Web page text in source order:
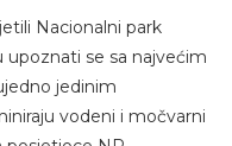
Nacionalni park
upoznati se sa najvećim
jedinim
vodeni i močvarni